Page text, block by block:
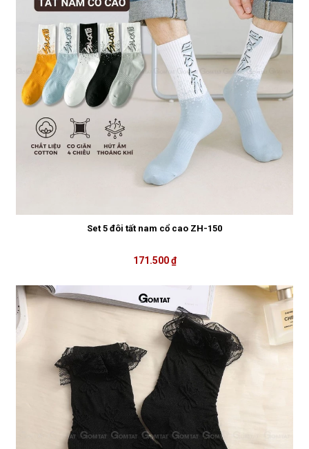
Set 5 đôi tất nam cổ cao ZH-150
171.500 ₫